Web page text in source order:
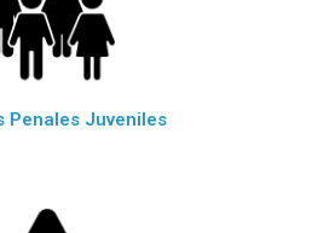
Penales Juveniles